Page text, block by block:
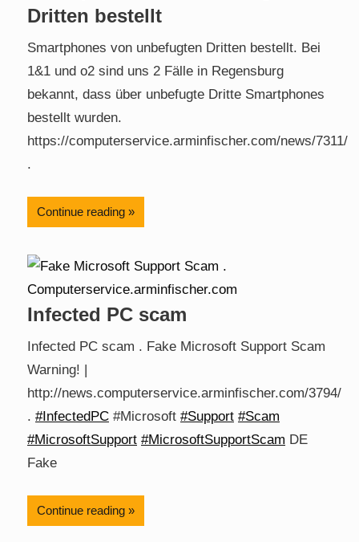
Dritten bestellt
Smartphones von unbefugten Dritten bestellt. Bei
1&1 und o2 sind uns 2 Fälle in Regensburg
bekannt, dass über unbefugte Dritte Smartphones
bestellt wurden.
https://computerservice.arminfischer.com/news/7311/
.
Continue reading
Infected PC scam
Infected PC scam . Fake Microsoft Support Scam
Warning! |
http://news.computerservice.arminfischer.com/3794/
. #InfectedPC #Microsoft #Support #Scam
#MicrosoftSupport #MicrosoftSupportScam DE
Fake
Continue reading